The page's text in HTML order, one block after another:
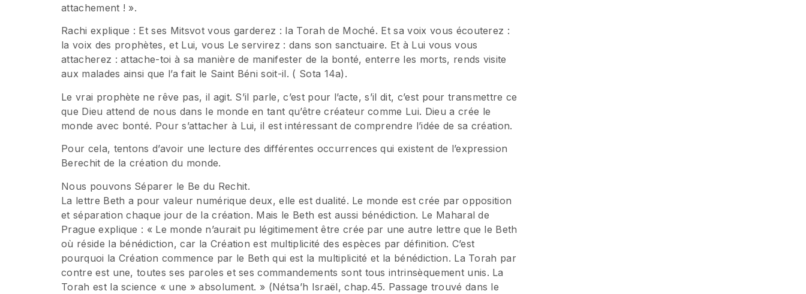
attachement ! ».
Rachi explique : Et ses Mitsvot vous garderez : la Torah de Moché. Et sa voix vous écouterez :
la voix des prophètes, et Lui, vous Le servirez : dans son sanctuaire. Et à Lui vous vous
attacherez : attache-toi à sa manière de manifester de la bonté, enterre les morts, rends visite
aux malades ainsi que l’a fait le Saint Béni soit-il. ( Sota 14a).
Le vrai prophète ne rêve pas, il agit. S’il parle, c’est pour l’acte, s’il dit, c’est pour transmettre ce
que Dieu attend de nous dans le monde en tant qu’être créateur comme Lui. Dieu a crée le
monde avec bonté. Pour s’attacher à Lui, il est intéressant de comprendre l’idée de sa création.
Pour cela, tentons d’avoir une lecture des différentes occurrences qui existent de l’expression
Berechit de la création du monde.
Nous pouvons Séparer le Be du Rechit.
La lettre Beth a pour valeur numérique deux, elle est dualité. Le monde est crée par opposition
et séparation chaque jour de la création. Mais le Beth est aussi bénédiction. Le Maharal de
Prague explique : « Le monde n’aurait pu légitimement être crée par une autre lettre que le Beth
où réside la bénédiction, car la Création est multiplicité des espèces par définition. C’est
pourquoi la Création commence par le Beth qui est la multiplicité et la bénédiction. La Torah par
contre est une, toutes ses paroles et ses commandements sont tous intrinsèquement unis. La
Torah est la science « une » absolument. » (Nétsa’h Israël, chap.45. Passage trouvé dans le